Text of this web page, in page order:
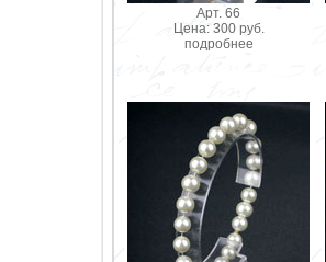
Арт. 66
Цена: 300 руб.
подробнее